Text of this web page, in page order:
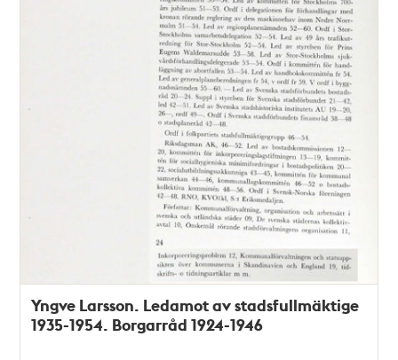
Yngve Larsson. Ledamot av stadsfullmäktige
1935-1954. Borgarråd 1924-1946